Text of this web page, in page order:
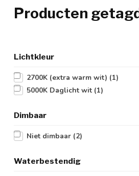
Producten
Lichtkleur
2700K (extra warm wit) (1)
5000K Daglicht wit (1)
Dimbaar
Niet dimbaar (2)
Waterbestendig